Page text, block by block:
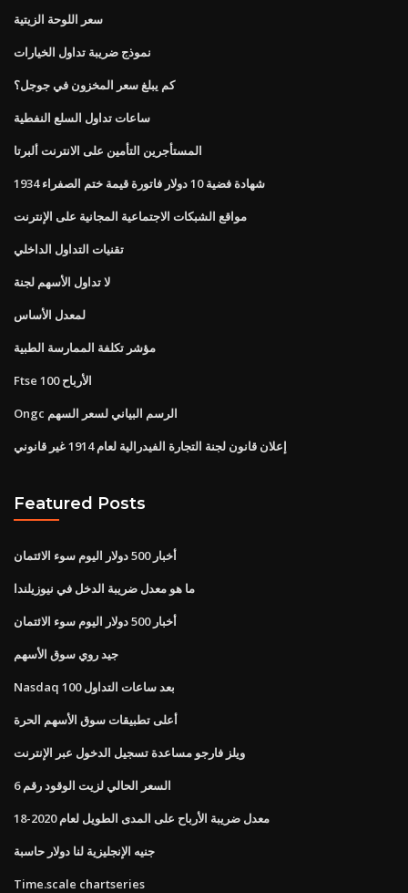
سعر اللوحة الزيتية
نموذج ضريبة تداول الخيارات
كم يبلغ سعر المخزون في جوجل؟
ساعات تداول السلع النفطية
المستأجرين التأمين على الانترنت ألبرتا
1934 شهادة فضية 10 دولار فاتورة قيمة ختم الصفراء
مواقع الشبكات الاجتماعية المجانية على الإنترنت
تقنيات التداول الداخلي
لا تداول الأسهم لجنة
لمعدل الأساس
مؤشر تكلفة الممارسة الطبية
Ftse 100 الأرباح
Ongc الرسم البياني لسعر السهم
إعلان قانون لجنة التجارة الفيدرالية لعام 1914 غير قانوني
Featured Posts
أخبار 500 دولار اليوم سوء الائتمان
ما هو معدل ضريبة الدخل في نيوزيلندا
أخبار 500 دولار اليوم سوء الائتمان
جيد روي سوق الأسهم
Nasdaq 100 بعد ساعات التداول
أعلى تطبيقات سوق الأسهم الحرة
ويلز فارجو مساعدة تسجيل الدخول عبر الإنترنت
السعر الحالي لزيت الوقود رقم 6
معدل ضريبة الأرباح على المدى الطويل لعام 2020-18
جنيه الإنجليزية لنا دولار حاسبة
Time.scale chartseries